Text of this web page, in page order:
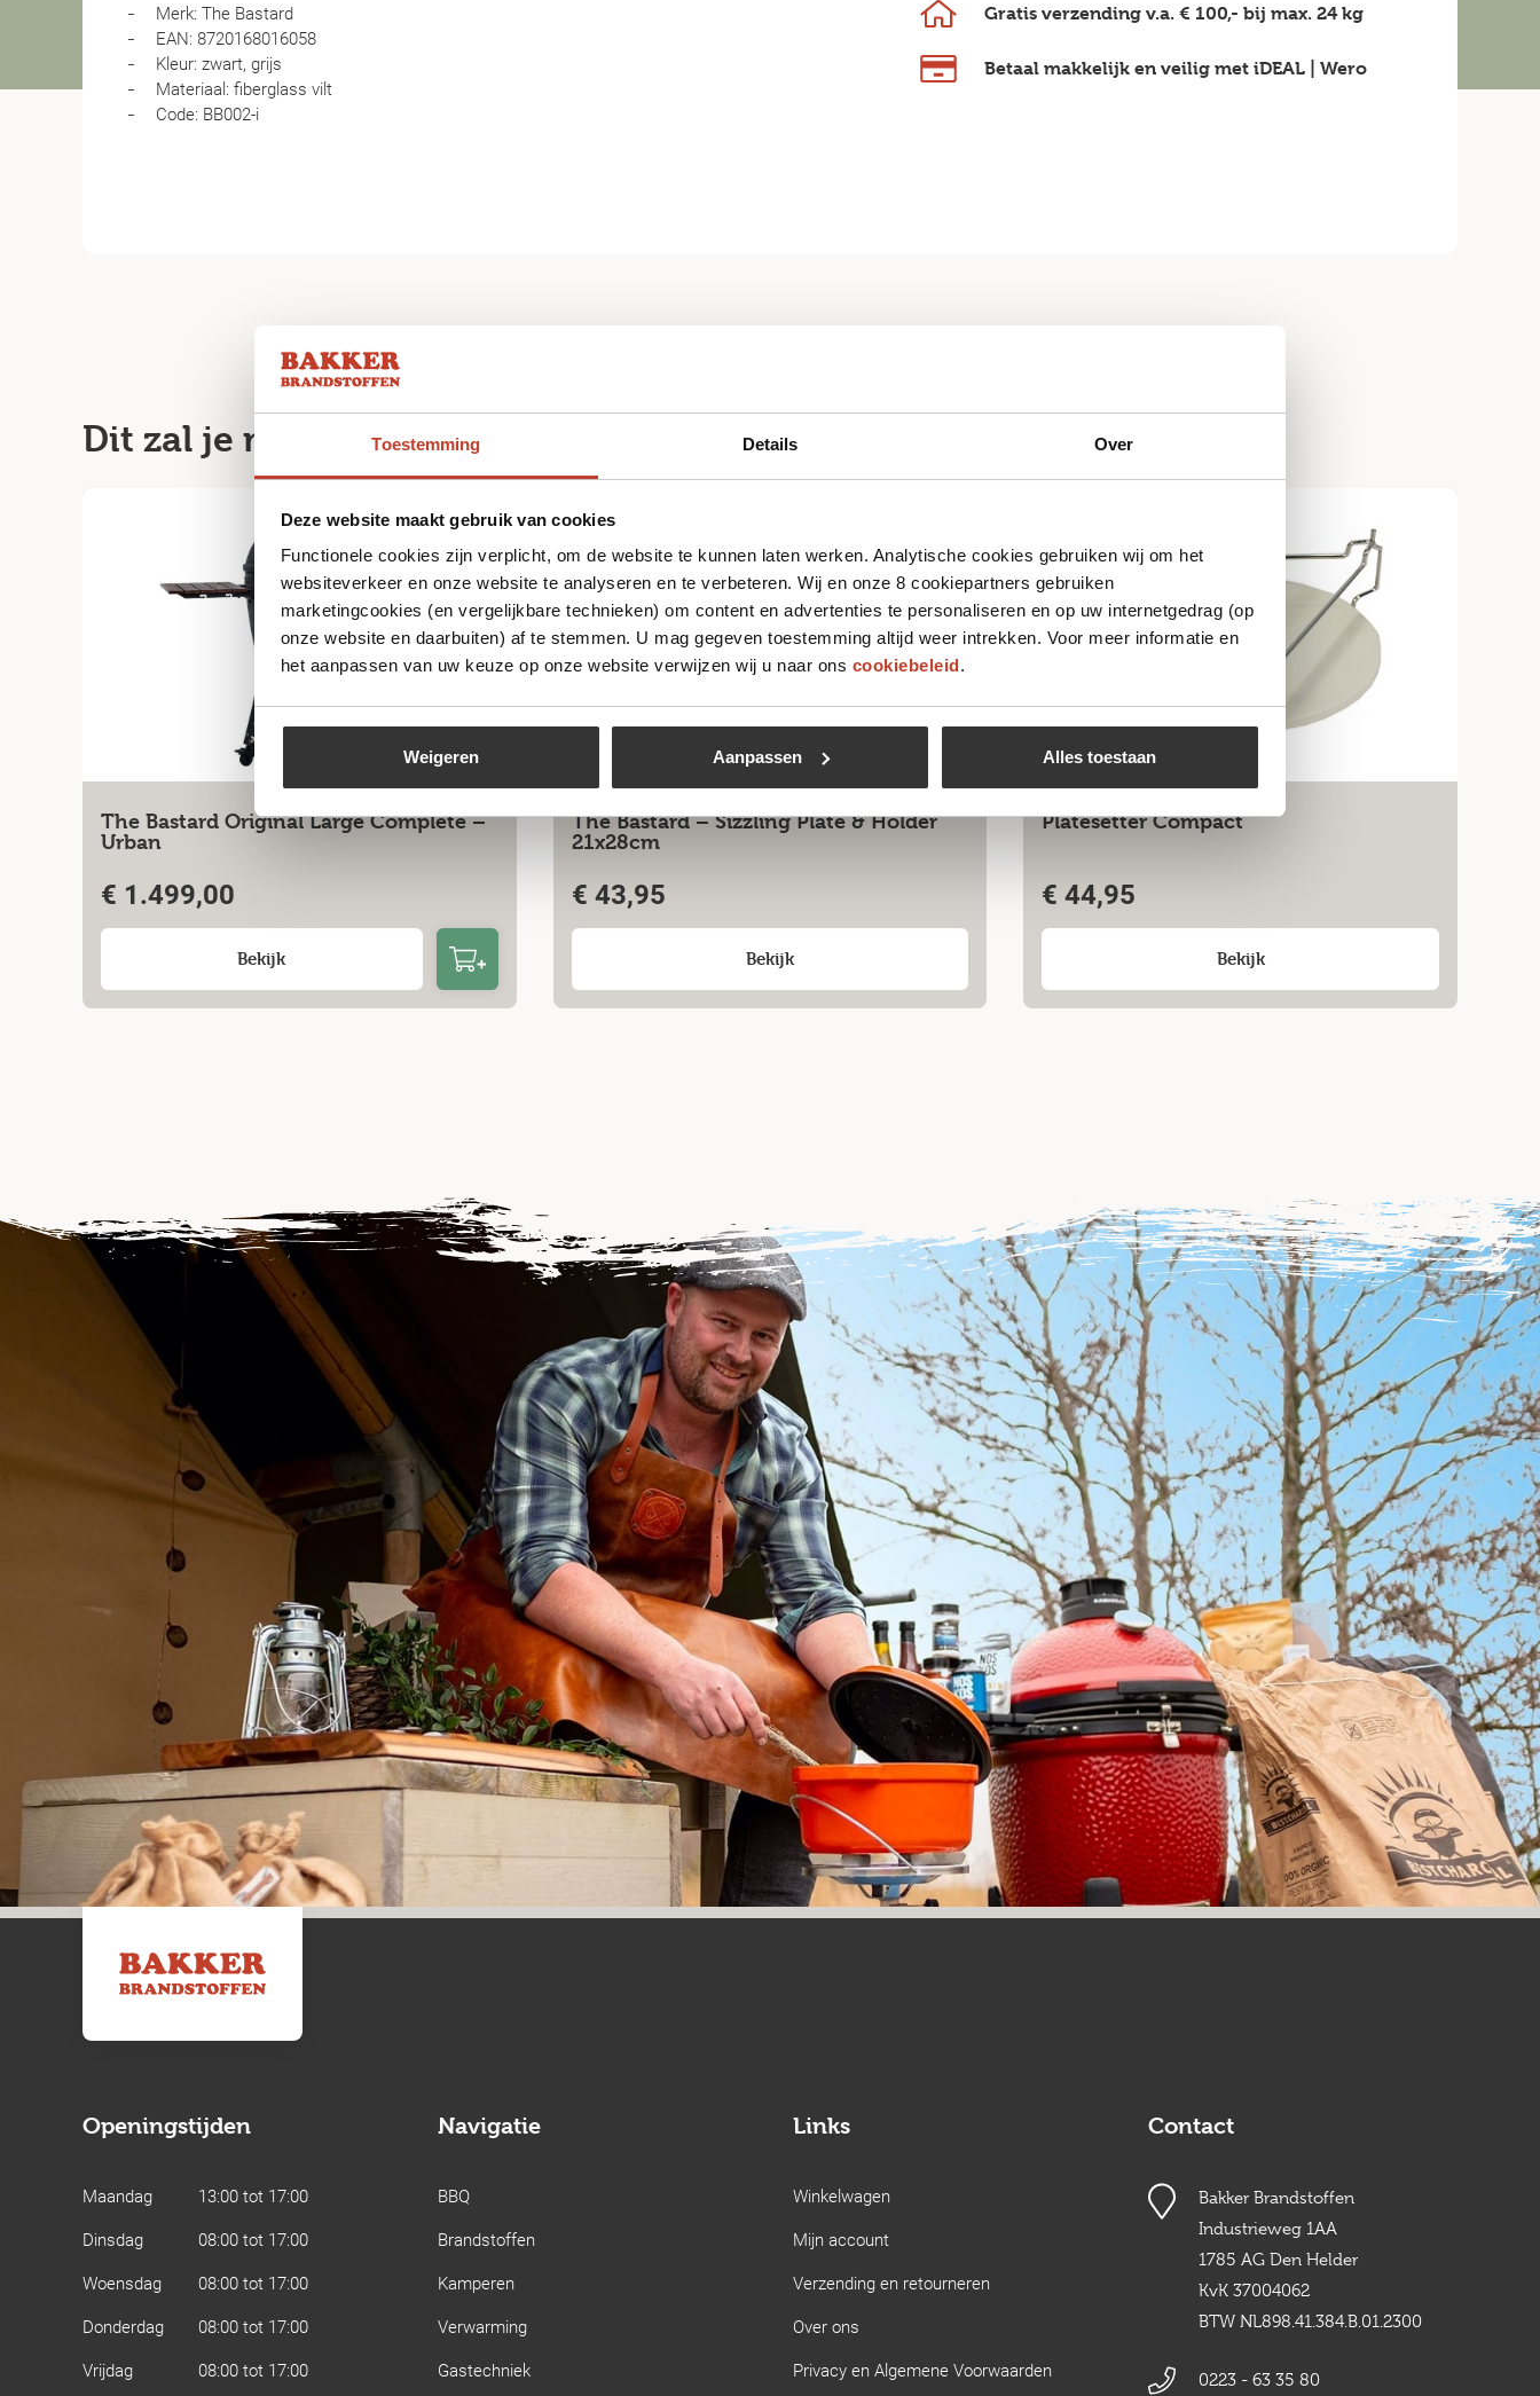
Toestemming Details Over
Deze website maakt gebruik van cookies
Functionele cookies zijn verplicht, om de website te kunnen laten werken. Analytische cookies gebruiken wij om het
websiteverkeer en onze website te analyseren en te verbeteren. Wij en onze 8 cookiepartners gebruiken
marketingcookies (en vergelijkbare technieken) om content en advertenties te personaliseren en op uw internetgedrag (op
onze website en daarbuiten) af te stemmen. U mag gegeven toestemming altijd weer intrekken. Voor meer informatie en
het aanpassen van uw keuze op onze website verwijzen wij u naar ons cookiebeleid.
Weigeren Aanpassen Alles toestaan
Merk: The Bastard
EAN: 8720168016058
Kleur: zwart, grijs
Materiaal: fiberglass vilt
Code: BB002-i
Gratis verzending v.a.€ 100,- bij max.24 kg
Betaal makkelijk en veiligmet iDEAL | Wero
Dit zal je misschien ook leuk vinden
The Bastard Original Large Complete –
Urban
€ 1.499,00
Bekijk
The Bastard – Sizzling Plate & Holder
21x28cm
€ 43,95
Bekijk
Niet op voorraad
Platesetter Compact
€ 44,95
Bekijk
Openingstijden
Maandag
13:00 tot 17:00
Dinsdag
08:00 tot 17:00
Woensdag
08:00 tot 17:00
Donderdag
08:00 tot 17:00
Vrijdag
08:00 tot 17:00
Navigatie
BBQ
Brandstoffen
Kamperen
Verwarming
Gastechniek
Links
Winkelwagen
Mijn account
Verzending en retourneren
Over ons
Privacy en Algemene Voorwaarden
Contact
Bakker Brandstoffen
Industrieweg 1AA
1785 AG Den Helder
KvK 37004062
BTW NL898.41.384.B.01.2300
0223 - 63 35 80